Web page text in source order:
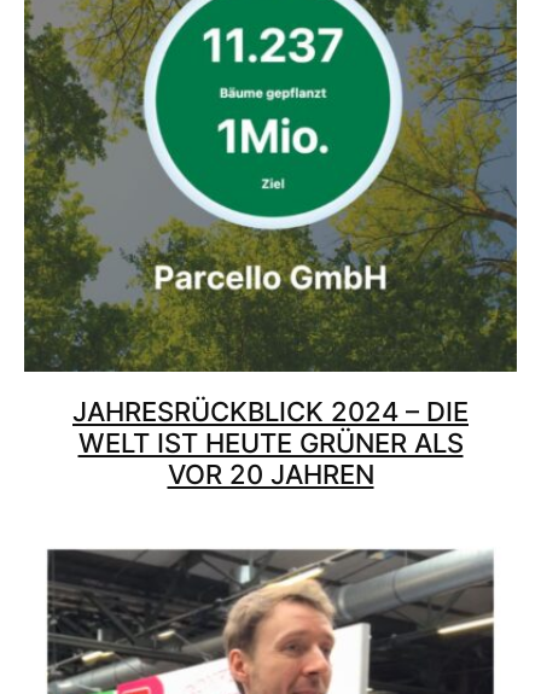
JAHRESRÜCKBLICK 2024 – DIE
WELT IST HEUTE GRÜNER ALS
VOR 20 JAHREN